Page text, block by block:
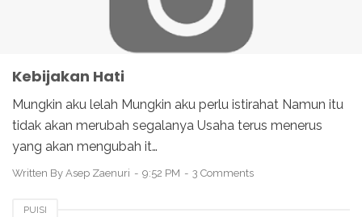
Kebijakan Hati
Mungkin aku lelah Mungkin aku perlu istirahat Namun itu
tidak akan merubah segalanya Usaha terus menerus
yang akan mengubah it…
Written By Asep Zaenuri 9:52 PM 3 Comments
PUISI